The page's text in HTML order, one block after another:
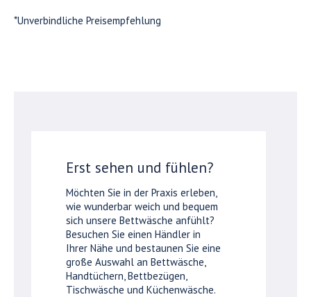
*Unverbindliche Preisempfehlung
Erst sehen und fühlen?
Möchten Sie in der Praxis erleben,
wie wunderbar weich und bequem
sich unsere Bettwäsche anfühlt?
Besuchen Sie einen Händler in
Ihrer Nähe und bestaunen Sie eine
große Auswahl an Bettwäsche,
Handtüchern, Bettbezügen,
Tischwäsche und Küchenwäsche.